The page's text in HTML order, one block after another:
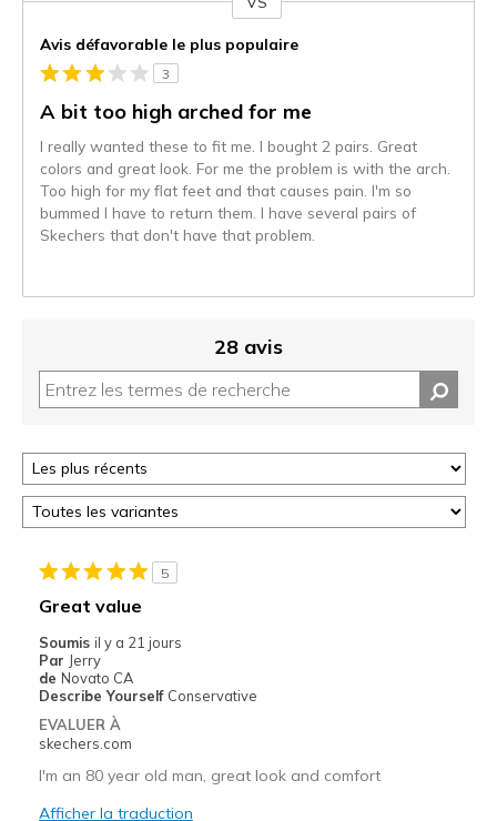
projecteur
sur
Avis défavorable le plus populaire
3
A bit too high arched for me
I really wanted these to fit me. I bought 2 pairs. Great
colors and great look. For me the problem is with the arch.
Too high for my flat feet and that causes pain. I'm so
bummed I have to return them. I have several pairs of
Skechers that don't have that problem.
28 avis
5
Great value
Soumis il y a 21 jours
Par Jerry
de Novato CA
Describe Yourself Conservative
EVALUER À
skechers.com
I'm an 80 year old man, great look and comfort
Afficher la traduction